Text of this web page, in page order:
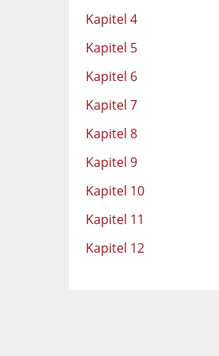
Kapitel 4
Kapitel 5
Kapitel 6
Kapitel 7
Kapitel 8
Kapitel 9
Kapitel 10
Kapitel 11
Kapitel 12